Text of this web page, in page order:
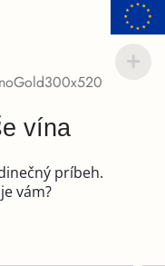
vína
príbeh.
vám?